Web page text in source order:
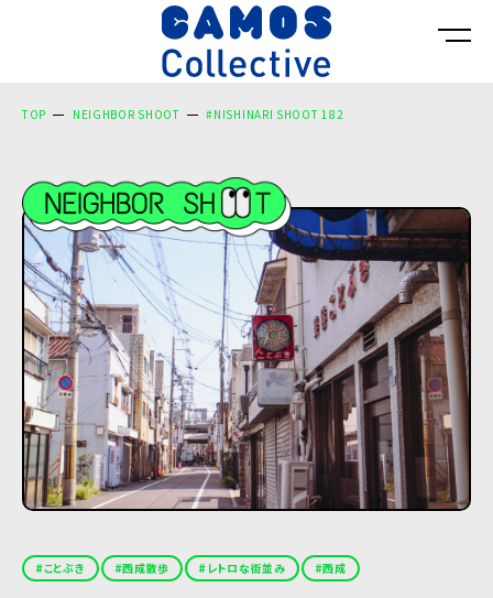
TOP NEIGHBOR SHOOT #NISHINARI SHOOT 182
ことぶき 西成散歩 レトロな街並み 西成